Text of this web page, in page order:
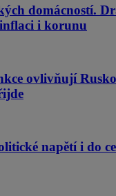
domácností.
i korunu
ovlivňují
napětí i do